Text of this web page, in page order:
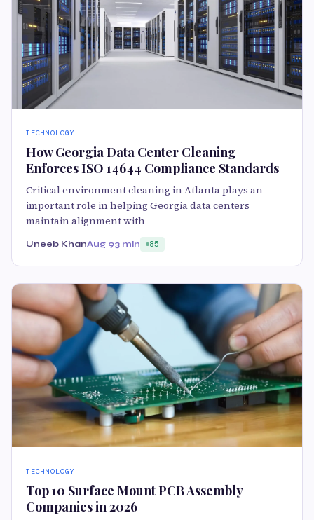
TECHNOLOGY
How Georgia Data Center Cleaning
Enforces ISO 14644 Compliance Standards
Critical environment cleaning in Atlanta plays an
important role in helping Georgia data centers
maintain alignment with
Uneeb KhanAug 93 min 85
TECHNOLOGY
Top 10 Surface Mount PCB Assembly
Companies in 2026